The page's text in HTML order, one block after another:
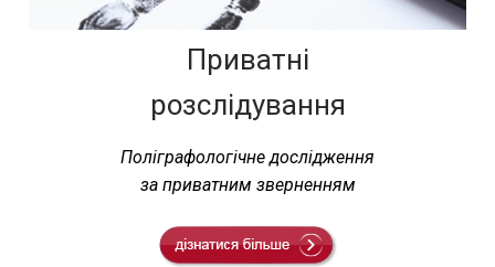
Приватні
розслідування
Поліграфологічне дослідження
за приватним зверненням